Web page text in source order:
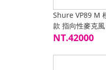
Shure VP89 M
款 指向性麥克
司貨
NT.42000